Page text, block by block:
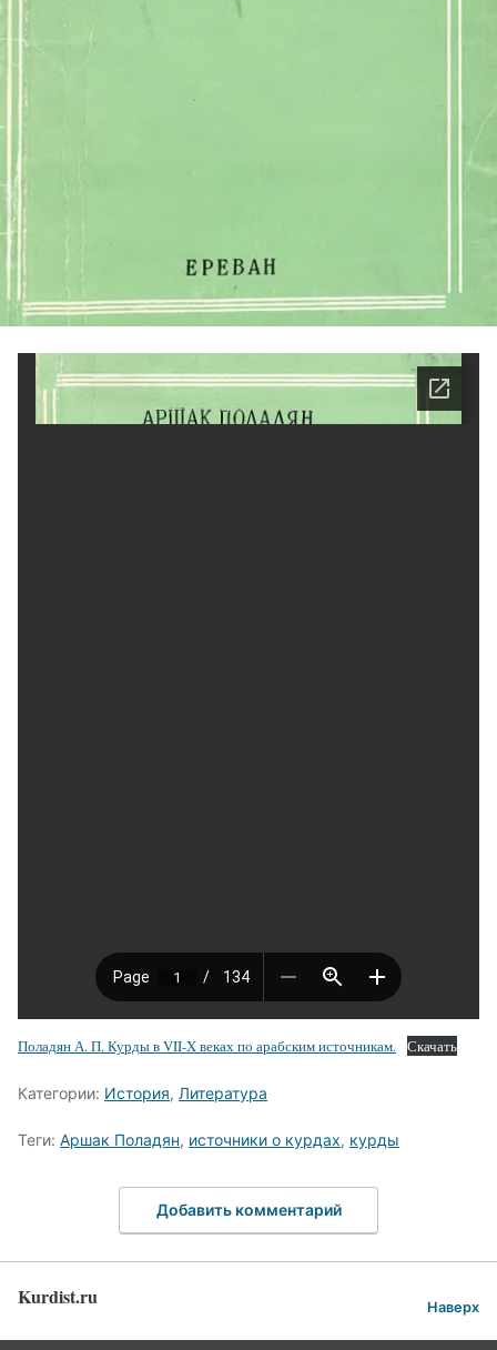
Поладян А. П. Курды в VII-X веках по арабским источникам. Скачать
Категории: История, Литература
Теги: Аршак Поладян, источники о курдах, курды
Добавить комментарий
Kurdist.ru Наверх